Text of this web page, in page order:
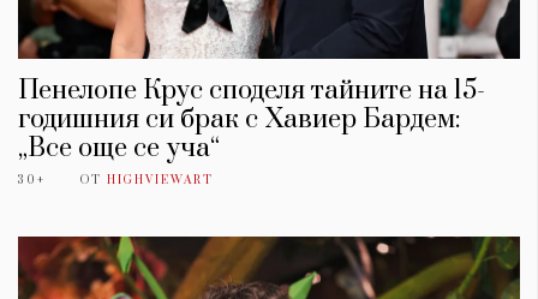
Пенелопе Крус споделя тайните на 15-
годишния си брак с Хавиер Бардем:
„Все още се уча“
30+ ОТ HIGHVIEWART